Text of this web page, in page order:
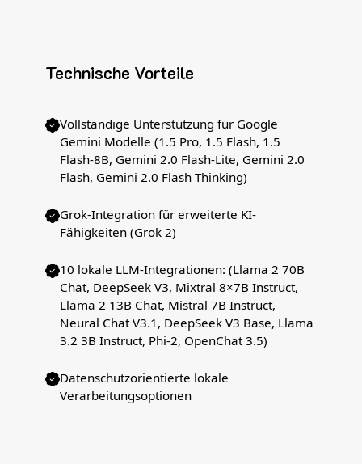
Technische Vorteile
Vollständige Unterstützung für Google
Gemini Modelle (1.5 Pro, 1.5 Flash, 1.5
Flash-8B, Gemini 2.0 Flash-Lite, Gemini 2.0
Flash, Gemini 2.0 Flash Thinking)
Grok-Integration für erweiterte KI-
Fähigkeiten (Grok 2)
10 lokale LLM-Integrationen: (Llama 2 70B
Chat, DeepSeek V3, Mixtral 8×7B Instruct,
Llama 2 13B Chat, Mistral 7B Instruct,
Neural Chat V3.1, DeepSeek V3 Base, Llama
3.2 3B Instruct, Phi-2, OpenChat 3.5)
Datenschutzorientierte lokale
Verarbeitungsoptionen